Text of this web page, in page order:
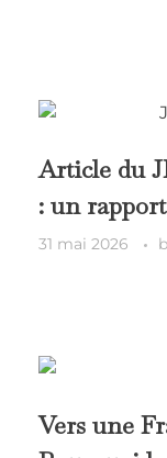
Article du
: un
31 mai 2026
Vers une